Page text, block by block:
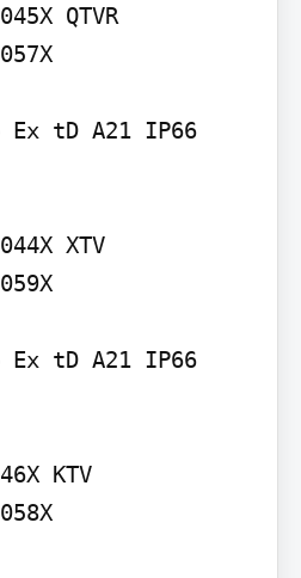
QTVR
tD A21 IP66
XTV
tD A21 IP66
KTV